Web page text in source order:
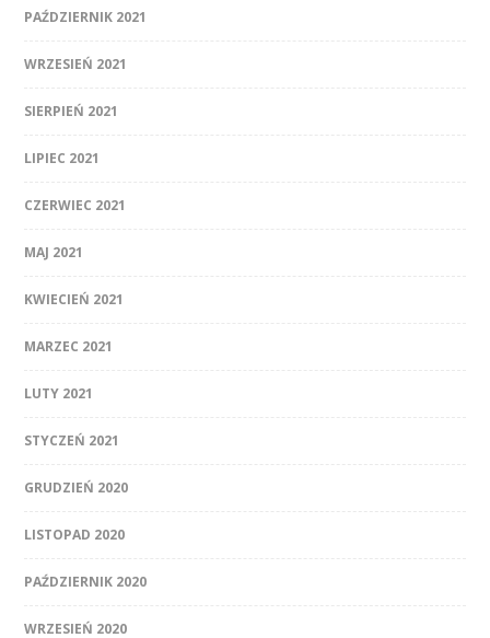
PAŹDZIERNIK 2021
WRZESIEŃ 2021
SIERPIEŃ 2021
LIPIEC 2021
CZERWIEC 2021
MAJ 2021
KWIECIEŃ 2021
MARZEC 2021
LUTY 2021
STYCZEŃ 2021
GRUDZIEŃ 2020
LISTOPAD 2020
PAŹDZIERNIK 2020
WRZESIEŃ 2020